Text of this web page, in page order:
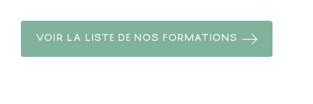
VOIR LA LISTE DE NOS FORMATIONS